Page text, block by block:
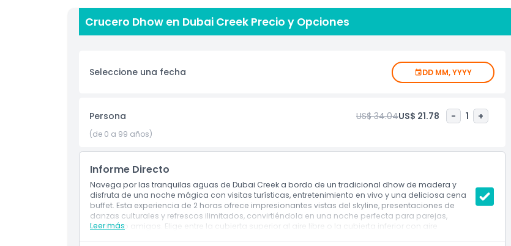
Mientras se desliza por el arroyo, disfrute de una lujosa cena buffet que ofrece opciones tanto
vegetarianas como no vegetarianas, complementada con refrescos ilimitados durante todo el viaje.
Elija relajarse en la cubierta superior al aire libre para disfrutar de vistas panorámicas o descanse en la
Perfecto para parejas, familias o grupos de amigos, este crucero con cena ofrece una forma única de
experimentar el patrimonio y la hospitalidad de Dubai. Ya sea que celebre una ocasión especial o
Aspectos Destacados
Inclusiones
Hora de Recogida / Hora de Entrega
Crucero Dhow en Dubai Creek Precio y Opciones
Seleccione una fecha DD MM, YYYY
Persona US$ 34.04US$ 21.78 - 1 +
(de 0 a 99 años)
Informe Directo
Navega por las tranquilas aguas de Dubai Creek a bordo de un tradicional dhow de madera y
disfruta de una noche mágica con visitas turísticas, entretenimiento en vivo y una deliciosa cena
buffet. Esta experiencia de 2 horas ofrece impresionantes vistas del skyline, presentaciones de
danzas culturales y refrescos ilimitados, convirtiéndola en una noche perfecta para parejas,
familias o amigos. Elige entre la cubierta superior al aire libre o la cubierta inferior con aire
Leer más